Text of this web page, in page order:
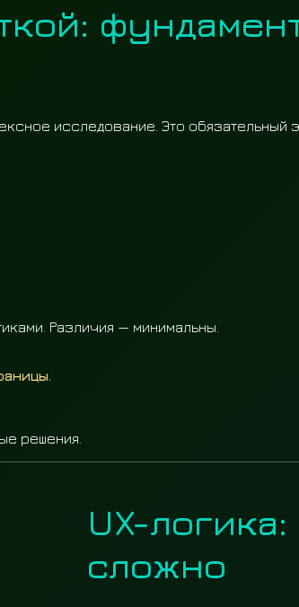
исследование. Это обязательный
Различия — минимальны.
решения.
UX-
сложно